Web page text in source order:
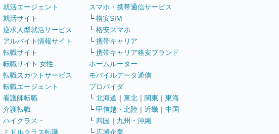
就活エージェント
就活サイト
逆求人型就活サービス
アルバイト情報サイト
転職サイト
転職サイト 女性
転職スカウトサービス
転職エージェント
看護師転職
介護転職
ハイクラス・
ミドルクラス転職
スマホ・携帯通信サービス
└ 格安SIM
└ 格安スマホ
└ 携帯キャリア
└ 携帯キャリア格安ブランド
ホームルーター
モバイルデータ通信
プロバイダ
└ 北海道 ｜ 東北 ｜ 関東 ｜ 東海
└ 甲信越・北陸 ｜ 近畿 ｜ 中国
└ 四国 ｜ 九州・沖縄
└ 広域企業